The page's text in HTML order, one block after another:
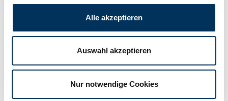
Alle akzeptieren
Auswahl akzeptieren
Nur notwendige Cookies
Anschluss: M8
Gewicht: 45,3kg
Downloads